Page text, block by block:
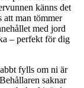
känns det
att man tömmer
med jord
– perfekt för dig
fylls om ni är
saknar